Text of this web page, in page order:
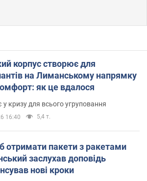
корпус створює для
на Лиманському напрямку
як це вдалося
у кризу для всього угруповання
16:40 5,4 т.
пакети з ракетами
заслухав доповідь
нові кроки